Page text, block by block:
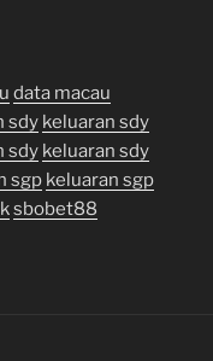
data macau
sdy keluaran sdy
sdy keluaran sdy
sgp keluaran sgp
sbobet88